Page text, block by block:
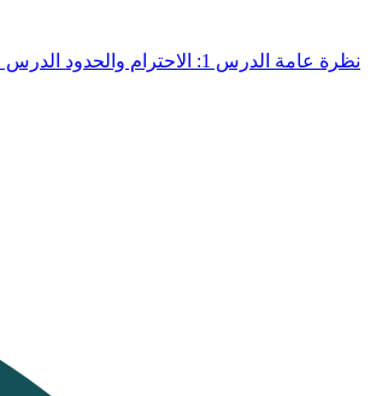
نظرة عامة الدرس 1: الاحترام والحدود الدرس 2: العلاقات الصحيةعلى الإنترنت